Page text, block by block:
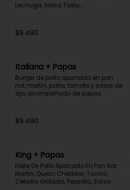
Lechuga, Salsa Tasty,
$9.490
Italiana + Papas
Burger de pollo apanado en pan
not martin, palta, tomate y salsa de
ajo, acompañado de papas
$9.490
King + Papas
Filete De Pollo Apanado En Pan Not
Martin, Queso Cheddar, Tocino,
Cebolla Grillada, Pepinillo, Salsa